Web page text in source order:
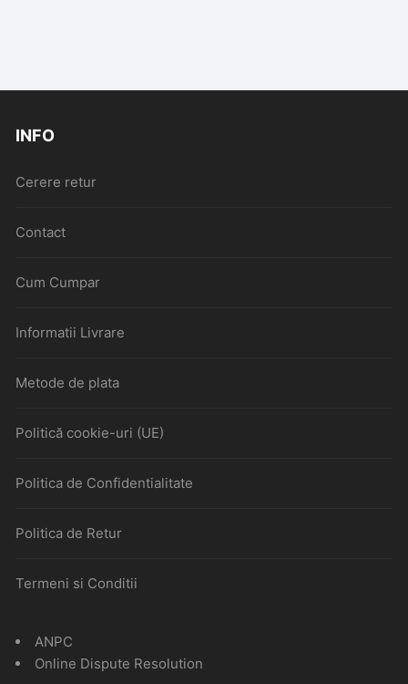
INFO
Cerere retur
Contact
Cum Cumpar
Informatii Livrare
Metode de plata
Politică cookie-uri (UE)
Politica de Confidentialitate
Politica de Retur
Termeni si Conditii
ANPC
Online Dispute Resolution